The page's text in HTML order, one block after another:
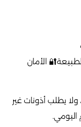
الأمان
يطلب أذونات غير
اليومي.